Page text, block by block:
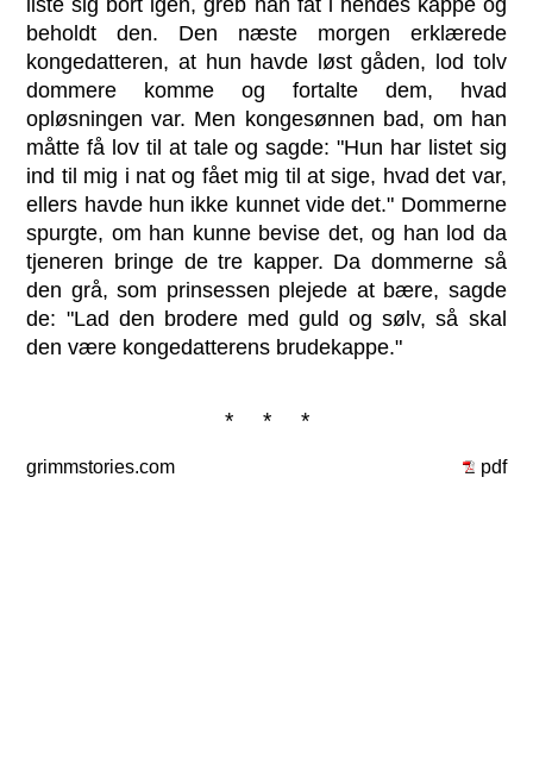
beholdt den. Den næste morgen erklærede
kongedatteren, at hun havde løst gåden, lod tolv
dommere komme og fortalte dem, hvad
opløsningen var. Men kongesønnen bad, om han
måtte få lov til at tale og sagde: "Hun har listet sig
ind til mig i nat og fået mig til at sige, hvad det var,
ellers havde hun ikke kunnet vide det." Dommerne
spurgte, om han kunne bevise det, og han lod da
tjeneren bringe de tre kapper. Da dommerne så
den grå, som prinsessen plejede at bære, sagde
de: "Lad den brodere med guld og sølv, så skal
den være kongedatterens brudekappe."
* * *
grimmstories.com pdf